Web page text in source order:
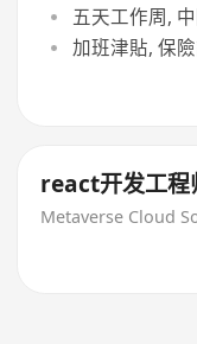
五天工作周,
加班津貼, 保
react开发工程
Metaverse Cloud